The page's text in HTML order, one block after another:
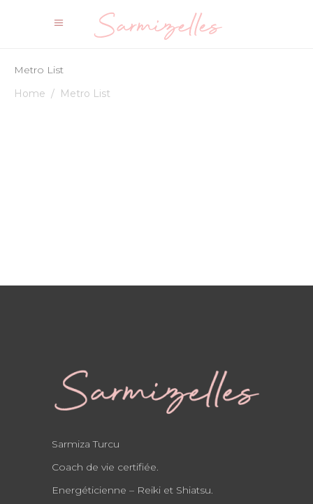
Metro List
Home / Metro List
Sarmiza Turcu
Coach de vie certifiée.
Energéticienne – Reiki et Shiatsu.